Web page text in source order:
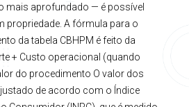
mais aprofundado — é possível
propriedade. A fórmula para o
da tabela CBHPM é feito da
+ Custo operacional (quando
do procedimento O valor dos
de acordo com o Índice